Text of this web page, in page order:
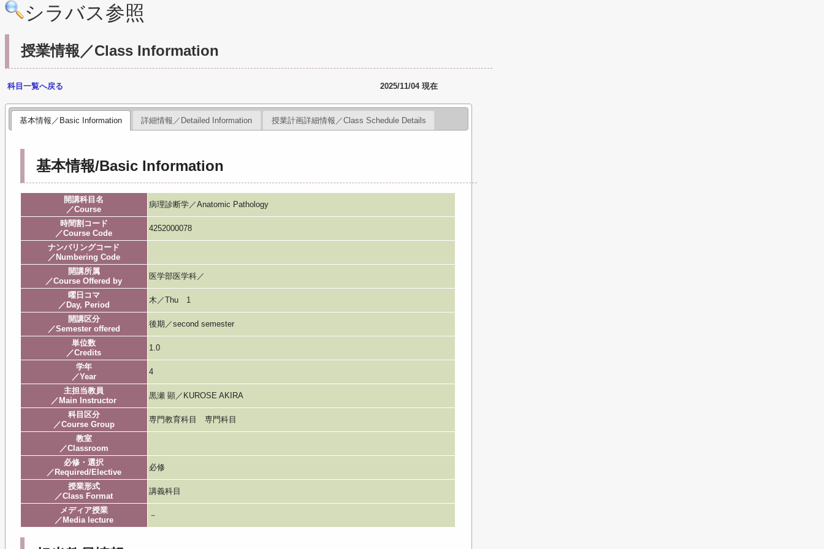
シラバス参照
授業情報／Class Information
科目一覧へ戻る 2025/11/04 現在
基本情報／Basic Information 詳細情報／Detailed Information 授業計画詳細情報／Class Schedule Details
基本情報/Basic Information
開講科目名
／Course
病理診断学／Anatomic Pathology
時間割コード
／Course Code
4252000078
ナンバリングコード
／Numbering Code
開講所属
／Course Offered by
医学部医学科／
曜日コマ
／Day, Period
木／Thu 1
開講区分
／Semester offered
後期／second semester
単位数
／Credits
1.0
学年
／Year
4
主担当教員
／Main Instructor
黒瀬 顕／KUROSE AKIRA
科目区分
／Course Group
専門教育科目 専門科目
教室
／Classroom
必修・選択
／Required/Elective
必修
授業形式
／Class Format
講義科目
メディア授業
／Media lecture
－